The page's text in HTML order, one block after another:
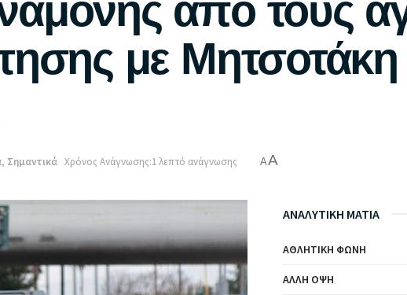
από τους
με
, Σημαντικά Χρόνος Ανάγνωσης:1 λεπτό ανάγνωσης AA
ΑΝΑΛΥΤΙΚΗ ΜΑΤΙΑ
ΑΘΛΗΤΙΚΉ ΦΩΝΉ
ΆΛΛΗ ΌΨΗ